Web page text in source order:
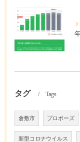
タグ Tags
倉敷市 プロポーズ
新型コロナウイルス